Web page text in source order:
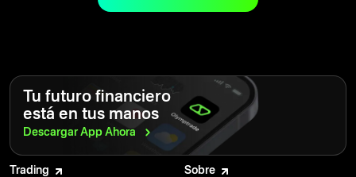
sólida para tener éxito.
Tu futuro financiero
está en tus manos
Descargar App Ahora
Trading Sobre